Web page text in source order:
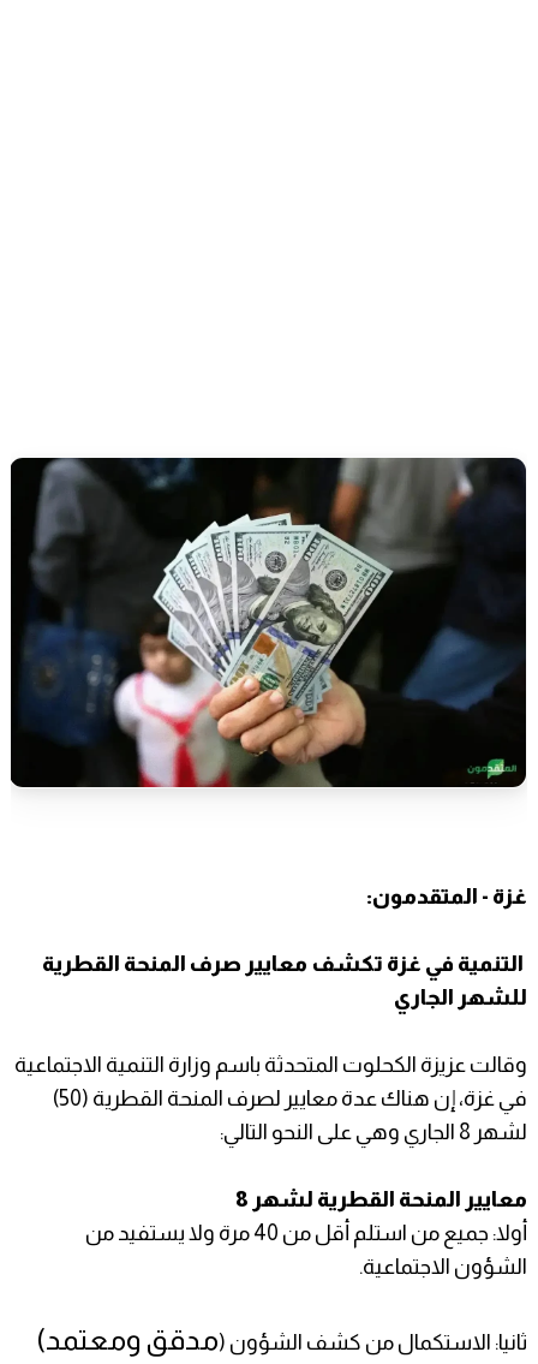
غزة - المتقدمون:
التنمية في غزة تكشف معايير صرف المنحة القطرية
للشهر الجاري
وقالت عزيزة الكحلوت المتحدثة باسم وزارة التنمية الاجتماعية
في غزة، إن هناك عدة معايير لصرف المنحة القطرية (50)
لشهر 8 الجاري وهي على النحو التالي:
معايير المنحة القطرية لشهر 8
أولا: جميع من استلم أقل من 40 مرة ولا يستفيد من
الشؤون الاجتماعية.
ثانيا: الاستكمال من كشف الشؤون (مدقق ومعتمد)